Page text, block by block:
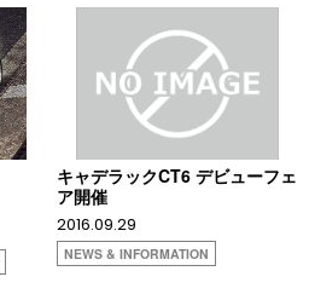
キャデラックCT6 デビューフェ
ア開催
2016.09.29
NEWS & INFORMATION